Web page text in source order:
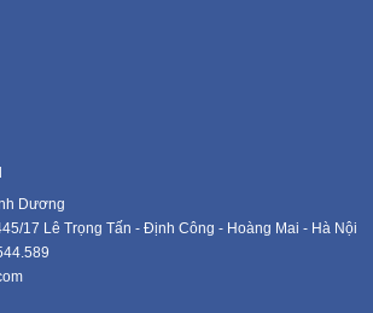
Dương
17 Lê Trọng Tấn - Định Công - Hoàng Mai - Hà Nội